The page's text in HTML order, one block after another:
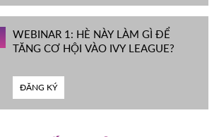
WEBINAR 1: HÈ NÀY LÀM GÌ ĐỂ
TĂNG CƠ HỘI VÀO IVY LEAGUE?
ĐĂNG KÝ